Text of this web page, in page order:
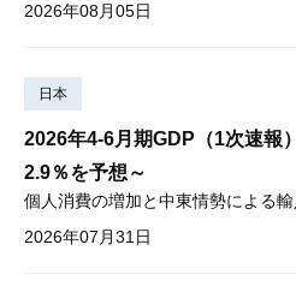
2026年08月05日
日本
2026年4-6月期GDP（1次速報
2.9％を予想～
2026年07月31日